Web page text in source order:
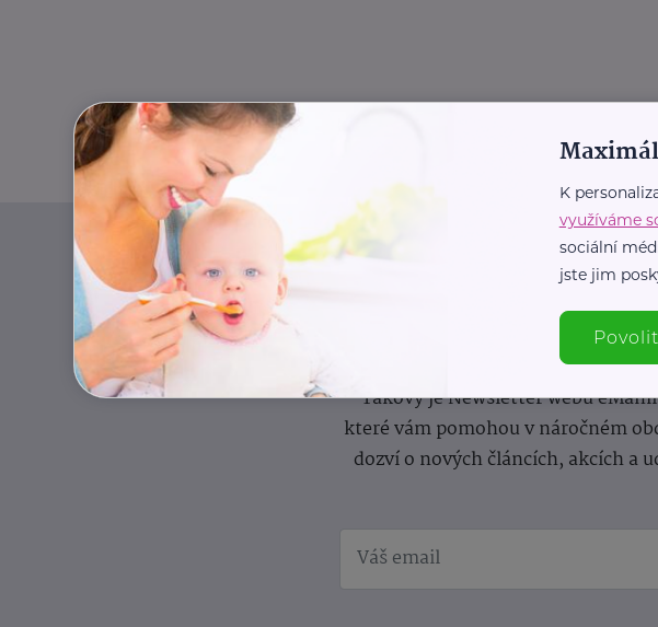
Pravidelný přísun novinek,
Takový je Newsletter webu
které vám pomohou v náročném
dozví o nových článcích, akcích a
K
využíváme
sociální
jste jim